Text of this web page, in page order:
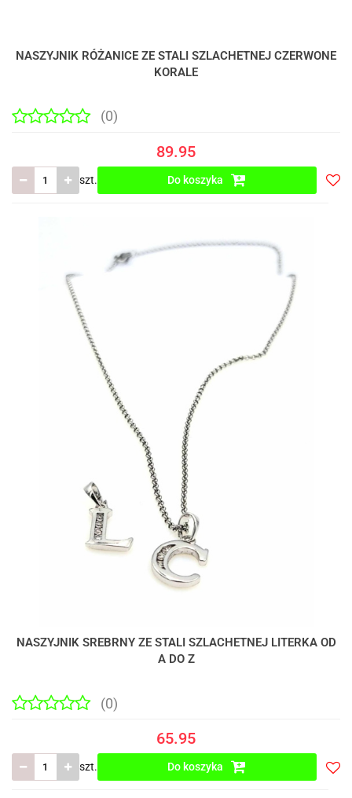
NASZYJNIK RÓŻANICE ZE STALI SZLACHETNEJ CZERWONE
KORALE
(0)
89.95
szt. Do koszyka
NASZYJNIK SREBRNY ZE STALI SZLACHETNEJ LITERKA OD
A DO Z
(0)
65.95
szt. Do koszyka